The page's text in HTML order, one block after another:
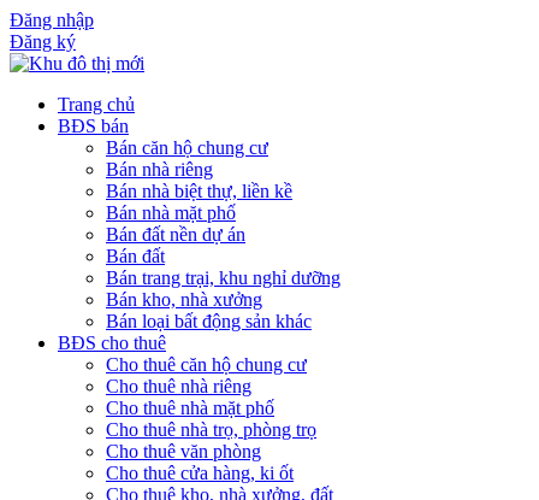
Đăng nhập
Đăng ký
Trang chủ
BĐS bán
Bán căn hộ chung cư
Bán nhà riêng
Bán nhà biệt thự, liền kề
Bán nhà mặt phố
Bán đất nền dự án
Bán đất
Bán trang trại, khu nghỉ dưỡng
Bán kho, nhà xưởng
Bán loại bất động sản khác
BĐS cho thuê
Cho thuê căn hộ chung cư
Cho thuê nhà riêng
Cho thuê nhà mặt phố
Cho thuê nhà trọ, phòng trọ
Cho thuê văn phòng
Cho thuê cửa hàng, ki ốt
Cho thuê kho, nhà xưởng, đất